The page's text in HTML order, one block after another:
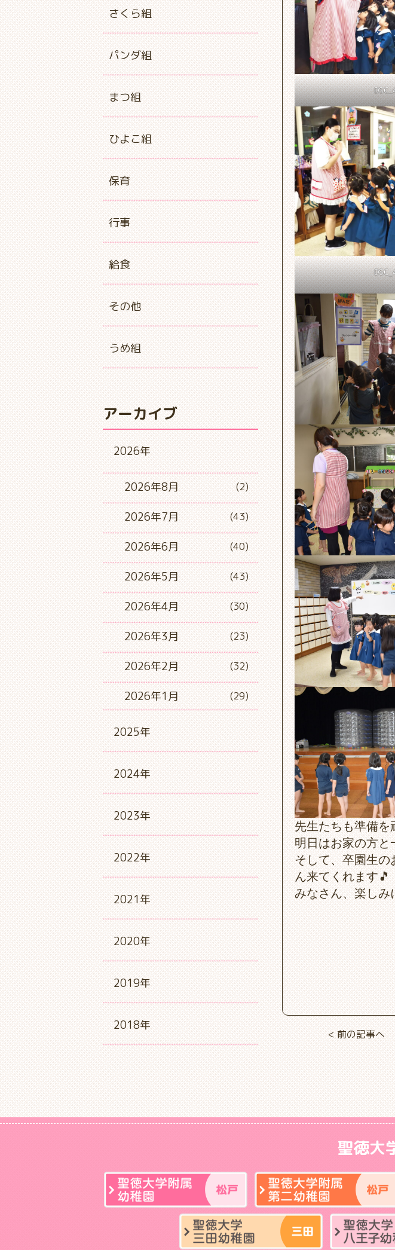
さくら組
パンダ組
まつ組
ひよこ組
保育
行事
給食
その他
うめ組
アーカイブ
2026年
2026年8月 (2)
2026年7月 (43)
2026年6月 (40)
2026年5月 (43)
2026年4月 (30)
2026年3月 (23)
2026年2月 (32)
2026年1月 (29)
2025年
2024年
2023年
2022年
2021年
2020年
2019年
2018年
先生たちも準備を
明日はお家の方と
そして、卒園生の
ん来てくれます🎵
みなさん、楽し
< 前の記事へ
聖徳大